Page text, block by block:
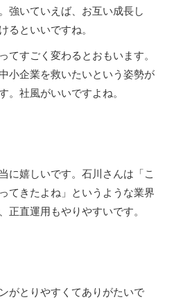
強いていえば、お互い成長し
るといいですね。
すごく変わるとおもいます。
小企業を救いたいという姿勢が
。社風がいいですよね。
に嬉しいです。石川さんは「こ
てきたよね」というような業界
直運用もやりやすいです。
がとりやすくてありがたいで